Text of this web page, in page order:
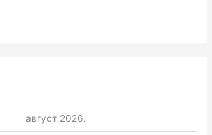
август 2026.